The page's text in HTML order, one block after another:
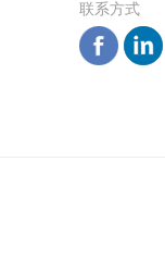
联系方式